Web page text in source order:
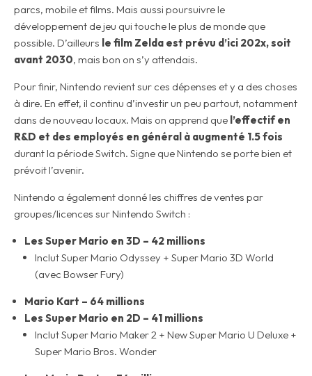
parcs, mobile et films. Mais aussi poursuivre le
développement de jeu qui touche le plus de monde que
possible. D’ailleurs le film Zelda est prévu d’ici 202x, soit
avant 2030, mais bon on s’y attendais.
Pour finir, Nintendo revient sur ces dépenses et y a des choses
à dire. En effet, il continu d’investir un peu partout, notamment
dans de nouveau locaux. Mais on apprend que l’effectif en
R&D et des employés en général à augmenté 1.5 fois
durant la période Switch. Signe que Nintendo se porte bien et
prévoit l’avenir.
Nintendo a également donné les chiffres de ventes par
groupes/licences sur Nintendo Switch :
Les Super Mario en 3D – 42 millions
Inclut Super Mario Odyssey + Super Mario 3D World
(avec Bowser Fury)
Mario Kart – 64 millions
Les Super Mario en 2D – 41 millions
Inclut Super Mario Maker 2 + New Super Mario U Deluxe +
Super Mario Bros. Wonder